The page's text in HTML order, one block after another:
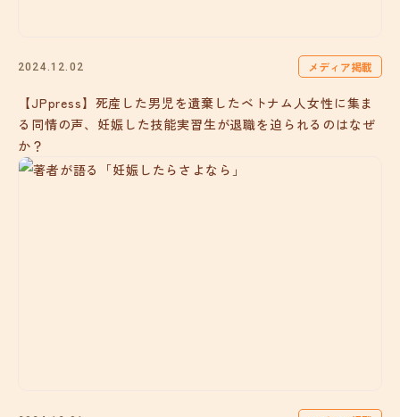
2024.12.02 メディア掲載
【JPpress】死産した男児を遺棄したベトナム人女性に集ま
る同情の声、妊娠した技能実習生が退職を迫られるのはなぜ
か？